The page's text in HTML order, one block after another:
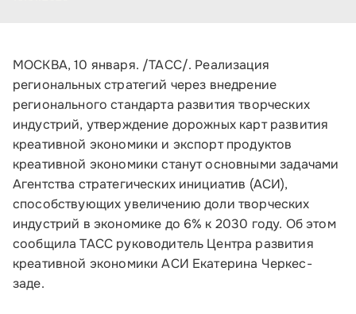
МОСКВА, 10 января. /ТАСС/. Реализация
региональных стратегий через внедрение
регионального стандарта развития творческих
индустрий, утверждение дорожных карт развития
креативной экономики и экспорт продуктов
креативной экономики станут основными задачами
Агентства стратегических инициатив (АСИ),
способствующих увеличению доли творческих
индустрий в экономике до 6% к 2030 году. Об этом
сообщила ТАСС руководитель Центра развития
креативной экономики АСИ Екатерина Черкес-
заде.